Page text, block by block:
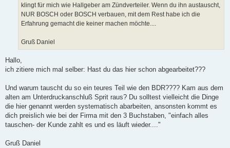
klingt für mich wie Hallgeber am Zündverteiler. Wenn du ihn austauscht,
NUR BOSCH oder BOSCH verbauen, mit dem Rest habe ich die
Erfahrung gemacht die keiner machen möchte....
Gruß Daniel
Hallo,
ich zitiere mich mal selber: Hast du das hier schon abgearbeitet???
Und warum tauscht du so ein teures Teil wie den BDR???? Kam aus dem
alten am Unterdruckanschluß Sprit raus? Du solltest vielleicht die Dinge
die hier genannt werden systematisch abarbeiten, ansonsten kommt es
dich preislich wie bei der Firma mit den 3 Buchstaben, "einfach alles
tauschen- der Kunde zahlt es und es läuft wieder...."
Gruß Daniel